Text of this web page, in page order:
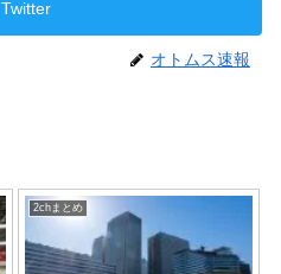
Twitter
オトムス速報
2chまとめ